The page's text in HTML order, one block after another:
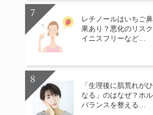
レチノールはいちご
果あり？悪化のリス
イニスフリーなど…
「生理後に肌荒れが
なる」のはなぜ？ホ
バランスを整える…